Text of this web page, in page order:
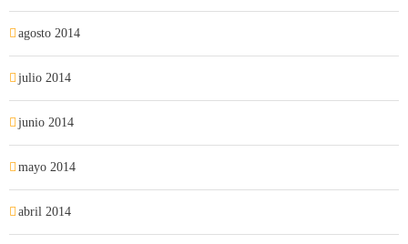
agosto 2014
julio 2014
junio 2014
mayo 2014
abril 2014